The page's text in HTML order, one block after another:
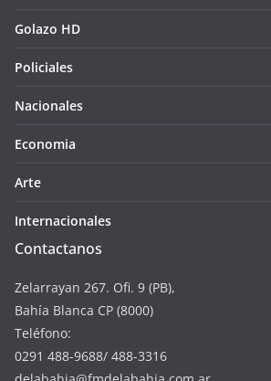
Golazo HD
Policiales
Nacionales
Economia
Arte
Internacionales
Contactanos
Zelarrayan 267. Ofi. 9 (PB),
Bahía Blanca CP (8000)
Teléfono:
0291 488-9688/ 488-3316